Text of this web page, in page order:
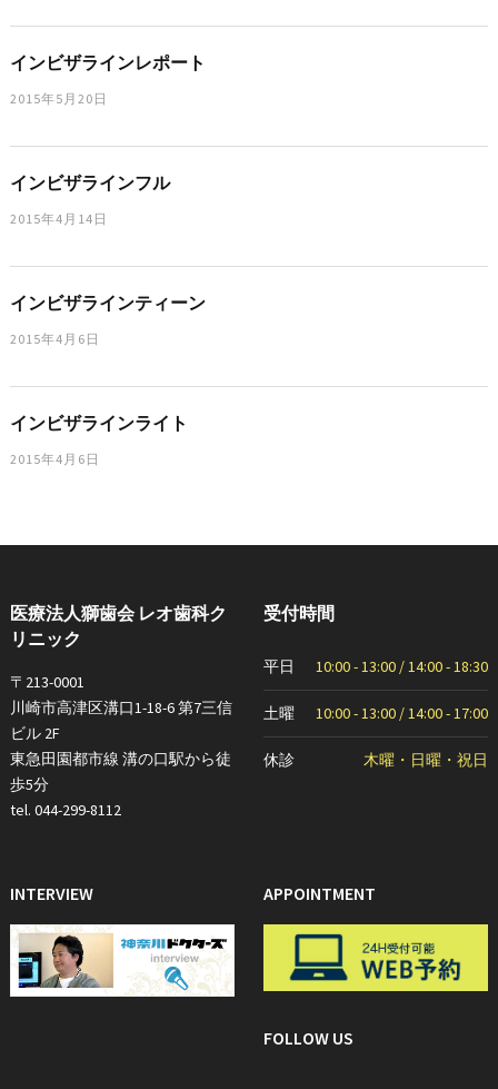
インビザラインレポート
2015年5月20日
インビザラインフル
2015年4月14日
インビザラインティーン
2015年4月6日
インビザラインライト
2015年4月6日
医療法人獅歯会 レオ歯科ク
リニック
〒213-0001
川崎市高津区溝口1-18-6 第7三信
ビル 2F
東急田園都市線 溝の口駅から徒
歩5分
tel. 044-299-8112
受付時間
平日 10:00 - 13:00 / 14:00 - 18:30
土曜 10:00 - 13:00 / 14:00 - 17:00
休診 木曜・日曜・祝日
INTERVIEW APPOINTMENT
FOLLOW US